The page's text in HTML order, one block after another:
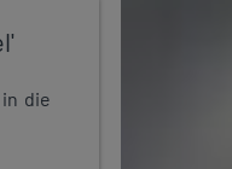
die